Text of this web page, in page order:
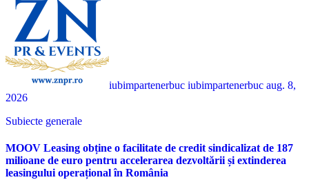
iubimpartenerbuc iubimpartenerbuc aug. 8,
2026
Subiecte generale
MOOV Leasing obține o facilitate de credit sindicalizat de 187
milioane de euro pentru accelerarea dezvoltării și extinderea
leasingului operațional în România